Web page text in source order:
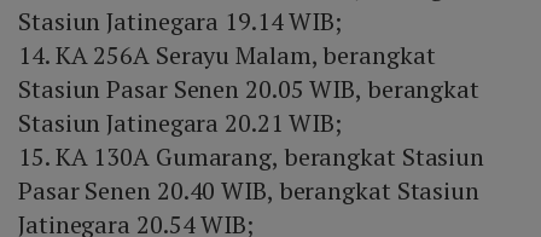
Stasiun Jatinegara 19.14 WIB;
14. KA 256A Serayu Malam, berangkat
Stasiun Pasar Senen 20.05 WIB, berangkat
Stasiun Jatinegara 20.21 WIB;
15. KA 130A Gumarang, berangkat Stasiun
Pasar Senen 20.40 WIB, berangkat Stasiun
Jatinegara 20.54 WIB;